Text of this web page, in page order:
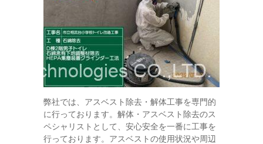
弊社では、アスベスト除去・解体工事を専門的
に行っております。解体・アスベスト除去のス
ペシャリストとして、安心安全を一番に工事を
行っております。アスベストの使用状況や周辺